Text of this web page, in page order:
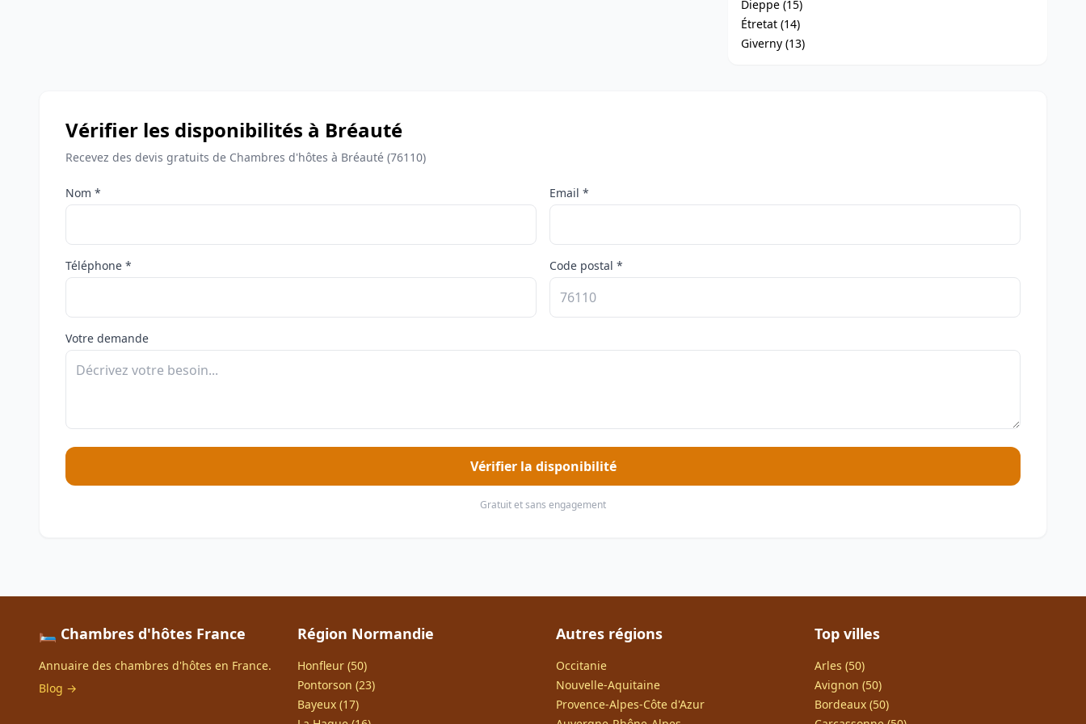
Dieppe (15)
Étretat (14)
Giverny (13)
Vérifier les disponibilités à Bréauté
Recevez des devis gratuits de Chambres d'hôtes à Bréauté (76110)
Nom * Email *
Téléphone * Code postal *
Votre demande
Vérifier la disponibilité
Gratuit et sans engagement
🛏️ Chambres d'hôtes France
Annuaire des chambres d'hôtes en France.
Blog →
Région Normandie
Honfleur (50)
Pontorson (23)
Bayeux (17)
Autres régions
Occitanie
Nouvelle-Aquitaine
Provence-Alpes-Côte d'Azur
Top villes
Arles (50)
Avignon (50)
Bordeaux (50)